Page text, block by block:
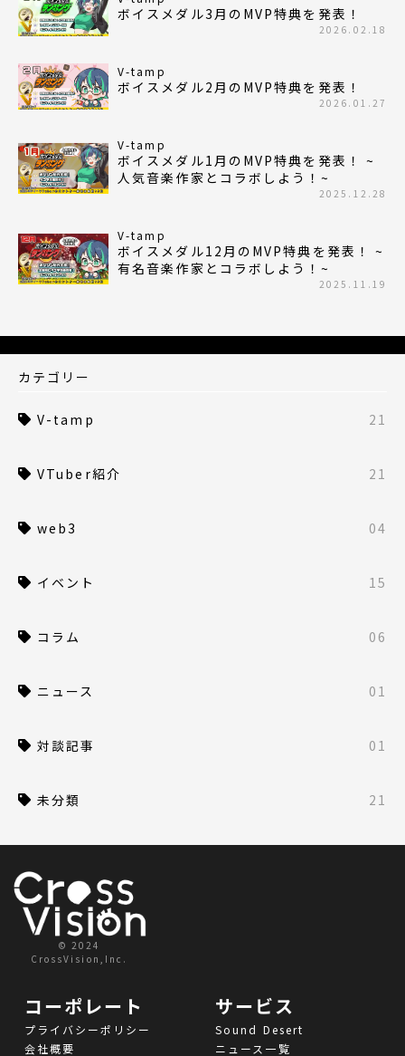
ボイスメダル3月のMVP特典を発表！
2026.02.18
V-tamp
ボイスメダル2月のMVP特典を発表！
2026.01.27
V-tamp
ボイスメダル1月のMVP特典を発表！ ~
人気音楽作家とコラボしよう！~
2025.12.28
V-tamp
ボイスメダル12月のMVP特典を発表！ ~
有名音楽作家とコラボしよう！~
2025.11.19
カテゴリー
V-tamp 21
VTuber紹介 21
web3 04
イベント 15
コラム 06
ニュース 01
対談記事 01
未分類 21
© 2024
CrossVision,Inc.
コーポレート
プライバシーポリシー
会社概要
サービス
Sound Desert
ニュース一覧